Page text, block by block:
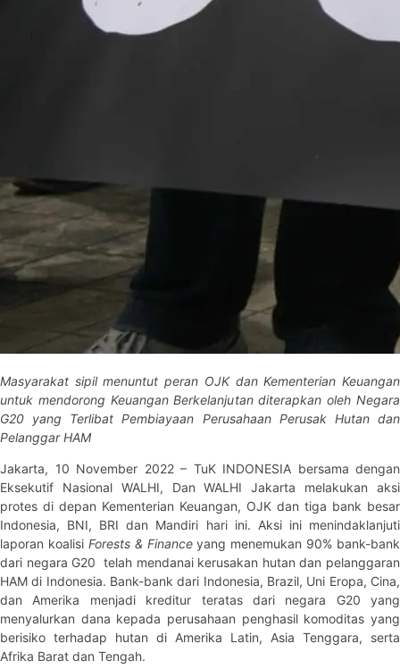
Masyarakat sipil menuntut peran OJK dan Kementerian Keuangan
untuk mendorong Keuangan Berkelanjutan diterapkan oleh Negara
G20 yang Terlibat Pembiayaan Perusahaan Perusak Hutan dan
Pelanggar HAM
Jakarta, 10 November 2022 – TuK INDONESIA bersama dengan
Eksekutif Nasional WALHI, Dan WALHI Jakarta melakukan aksi
protes di depan Kementerian Keuangan, OJK dan tiga bank besar
Indonesia, BNI, BRI dan Mandiri hari ini. Aksi ini menindaklanjuti
laporan koalisi Forests & Financeyang menemukan 90% bank-bank
dari negara G20 telah mendanai kerusakan hutan dan pelanggaran
HAM di Indonesia. Bank-bank dari Indonesia, Brazil, Uni Eropa, Cina,
dan Amerika menjadi kreditur teratas dari negara G20 yang
menyalurkan dana kepada perusahaan penghasil komoditas yang
berisiko terhadap hutan di Amerika Latin, Asia Tenggara, serta
Afrika Barat dan Tengah.